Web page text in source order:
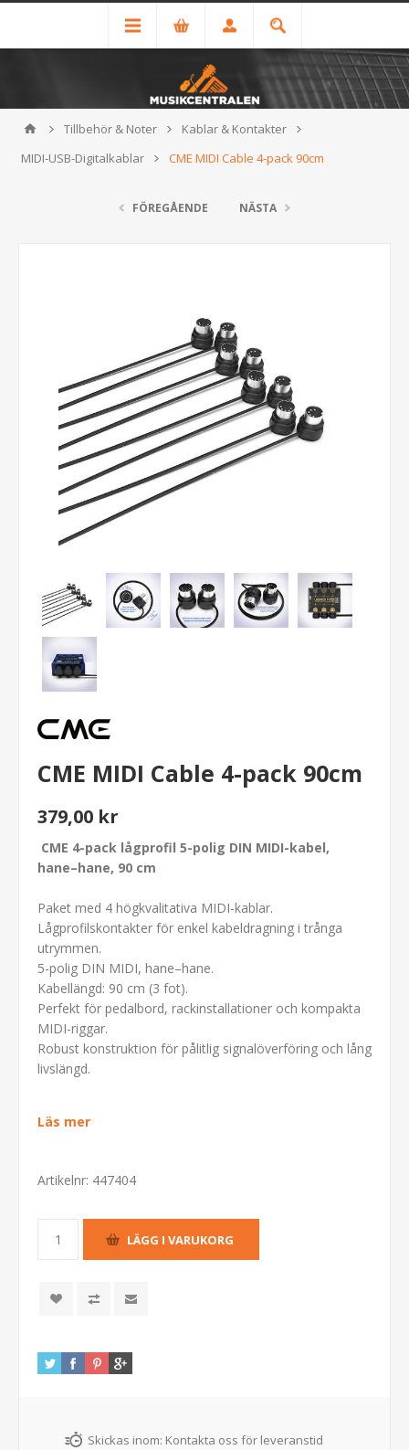
Tillbehör & Noter
Kablar & Kontakter
MIDI-USB-Digitalkablar
CME MIDI Cable 4-pack 90cm
FÖREGÅENDE NÄSTA
CME MIDI Cable 4-pack 90cm
379,00 kr
CME 4-pack lågprofil 5-polig DIN MIDI-kabel,
hane–hane, 90 cm
Paket med 4 högkvalitativa MIDI-kablar.
Lågprofilskontakter för enkel kabeldragning i trånga
utrymmen.
5-polig DIN MIDI, hane–hane.
Kabellängd: 90 cm (3 fot).
Perfekt för pedalbord, rackinstallationer och kompakta
MIDI-riggar.
Robust konstruktion för pålitlig signalöverföring och lång
livslängd.
Läs mer
Artikelnr: 447404
Skickas inom: Kontakta oss för leveranstid